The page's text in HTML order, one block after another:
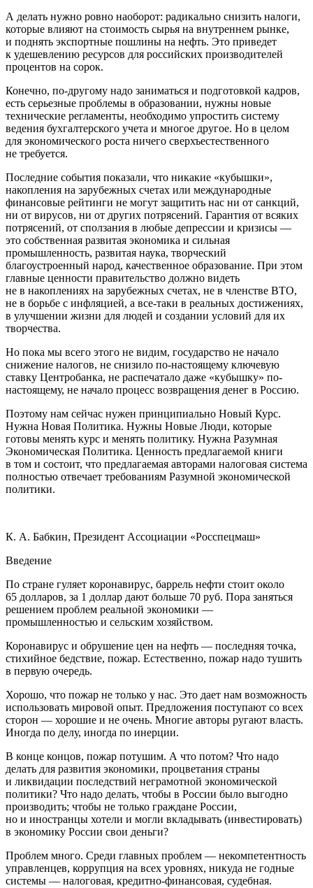
А делать нужно ровно наоборот: радикально снизить налоги,
которые влияют на стоимость сырья на внутреннем рынке,
и поднять экспортные пошлины на нефть. Это приведет
к удешевлению ресурсов для российских производителей
процентов на сорок.
Конечно, по-другому надо заниматься и подготовкой кадров,
есть серьезные проблемы в образовании, нужны новые
технические регламенты, необходимо упростить систему
ведения бухгалтерского учета и многое другое. Но в целом
для экономического роста ничего сверхъестественного
не требуется.
Последние события показали, что никакие «кубышки»,
накопления на зарубежных счетах или международные
финансовые рейтинги не могут защитить нас ни от санкций,
ни от вирусов, ни от других потрясений. Гарантия от всяких
потрясений, от сползания в любые депрессии и кризисы —
это собственная развитая экономика и сильная
промышленность, развитая наука, творческий
благоустроенный народ, качественное образование. При этом
главные ценности правительство должно видеть
не в накоплениях на зарубежных счетах, не в членстве ВТО,
не в борьбе с инфляцией, а все-таки в реальных достижениях,
в улучшении жизни для людей и создании условий для их
творчества.
Но пока мы всего этого не видим, государство не начало
снижение налогов, не снизило по-настоящему ключевую
ставку Центробанка, не распечатало даже «кубышку» по-
настоящему, не начало процесс возвращения денег в Россию.
Поэтому нам сейчас нужен принципиально Новый Курс.
Нужна Новая Политика. Нужны Новые Люди, которые
готовы менять курс и менять политику. Нужна Разумная
Экономическая Политика. Ценность предлагаемой книги
в том и состоит, что предлагаемая авторами налоговая система
полностью отвечает требованиям Разумной экономической
политики.
К. А. Бабкин, Президент Ассоциации «Росспецмаш»
Введение
По стране гуляет коронавирус, баррель нефти стоит около
65 долларов, за 1 доллар дают больше 70 руб. Пора заняться
решением проблем реальной экономики —
промышленностью и сельским хозяйством.
Коронавирус и обрушение цен на нефть — последняя точка,
стихийное бедствие, пожар. Естественно, пожар надо тушить
в первую очередь.
Хорошо, что пожар не только у нас. Это дает нам возможность
использовать мировой опыт. Предложения поступают со всех
сторон — хорошие и не очень. Многие авторы ругают власть.
Иногда по делу, иногда по инерции.
В конце концов, пожар потушим. А что потом? Что надо
делать для развития экономики, процветания страны
и ликвидации последствий неграмотной экономической
политики? Что надо делать, чтобы в России было выгодно
производить; чтобы не только граждане России,
но и иностранцы хотели и могли вкладывать (инвестировать)
в экономику России свои деньги?
Проблем много. Среди главных проблем — некомпетентность
управленцев, коррупция на всех уровнях, никуда не годные
системы — налоговая, кредитно-финансовая, судебная.